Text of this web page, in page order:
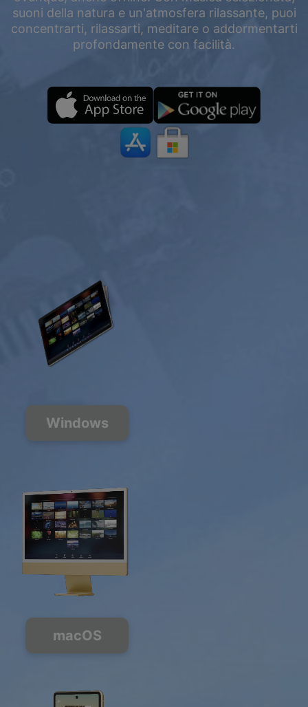
suoni della natura e un'atmosfera rilassante, puoi
concentrarti, rilassarti, meditare o addormentarti
profondamente con facilità.
Windows
macOS